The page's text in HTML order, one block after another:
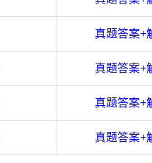
真题答案+
真题答案+
真题答案+
真题答案+